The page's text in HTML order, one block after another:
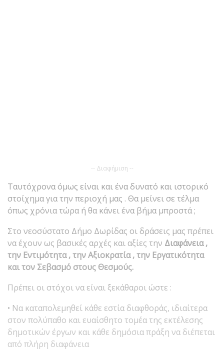
-- Διαφήμιση --
Ταυτόχρονα όμως είναι και ένα δυνατό και ιστορικό
στοίχημα για την περιοχή μας . Θα μείνει σε τέλμα
όπως χρόνια τώρα ή θα κάνει ένα βήμα μπροστά ;
Στο νεοσύστατο Δήμο Δωρίδας οι δράσεις μας πρέπει
να έχουν ως βασικές αρχές και αξίες την Διαφάνεια ,
την Εντιμότητα , την Αξιοκρατία , την Εργατικότητα
και τον Σεβασμό στους Θεσμούς.
Πρέπει οι στόχοι να είναι ξεκάθαροι ώστε :
• Να καταπολεμηθεί κάθε εστία διαφθοράς, ιδιαίτερα
στον πολύπαθο και ευαίσθητο τομέα της εκτέλεσης
δημοτικών έργων και κάθε δημόσια πράξη να διέπεται
από πλήρη διαφάνεια